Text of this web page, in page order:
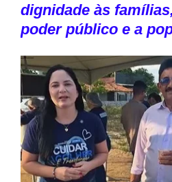
dignidade às
poder público e a